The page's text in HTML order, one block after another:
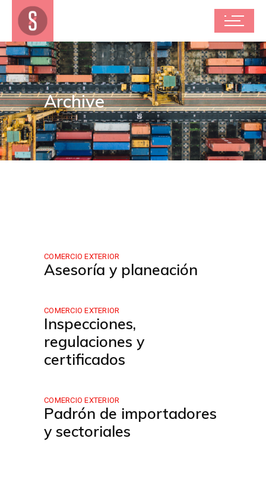
Archive
COMERCIO EXTERIOR
Asesoría y planeación
COMERCIO EXTERIOR
Inspecciones,
regulaciones y
certificados
COMERCIO EXTERIOR
Padrón de importadores
y sectoriales